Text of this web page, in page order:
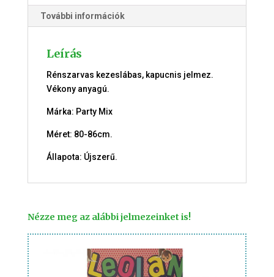
További információk
Leírás
Rénszarvas kezeslábas, kapucnis jelmez.
Vékony anyagú.
Márka: Party Mix
Méret: 80-86cm.
Állapota: Újszerű.
Nézze meg az alábbi jelmezeinket is!